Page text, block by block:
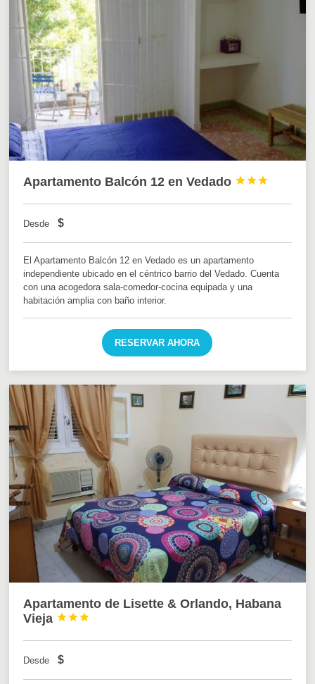
Apartamento Balcón 12 en Vedado 


Desde $
El Apartamento Balcón 12 en Vedado es un apartamento
independiente ubicado en el céntrico barrio del Vedado. Cuenta
con una acogedora sala-comedor-cocina equipada y una
habitación amplia con baño interior.
RESERVAR AHORA
Apartamento de Lisette & Orlando, Habana
Vieja



Desde $